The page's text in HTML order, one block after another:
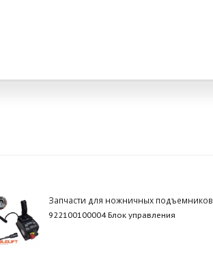
Запчасти для ножничных подъемников
922100100004 Блок управления